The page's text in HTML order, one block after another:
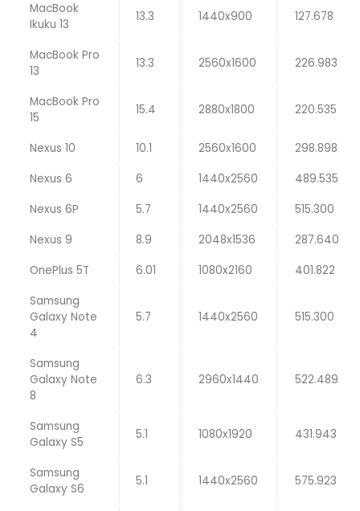
MacBook
Ikuku 13
13.3 1440x900 127.678
MacBook Pro
13
13.3 2560x1600 226.983
MacBook Pro
15
15.4 2880x1800 220.535
Nexus 10 10.1 2560x1600
298.898
Nexus 6
6 1440x2560
489.535
Nexus 6P
5.7 1440x2560
515.300
Nexus 9
8.9 2048x1536
287.640
OnePlus 5T
6.01 1080x2160
401.822
Samsung
Galaxy Note
4
5.7 1440x2560 515.300
Samsung
Galaxy Note
8
6.3 2960x1440 522.489
Samsung
Galaxy S5
5.1 1080x1920 431.943
Samsung
Galaxy S6
5.1 1440x2560 575.923